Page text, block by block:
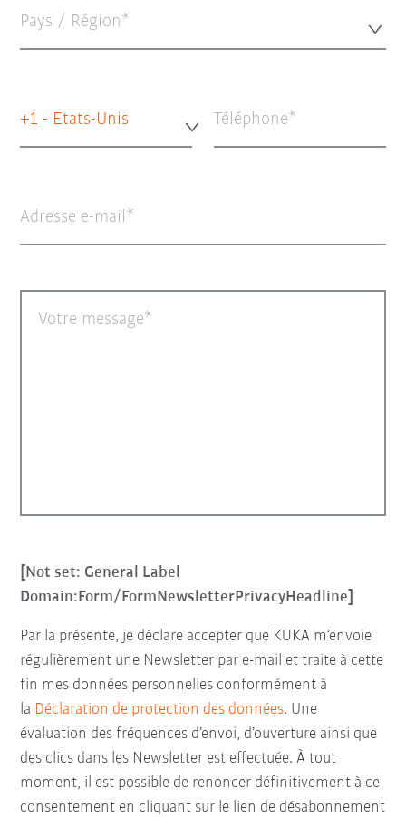
Pays / Région*
+1 - Etats-Unis Téléphone
Adresse e-mail
Votre message
[Not set: General Label
Domain:Form/FormNewsletterPrivacyHeadline]
Par la présente, je déclare accepter que KUKA m’envoie
régulièrement une Newsletter par e-mail et traite à cette
fin mes données personnelles conformément à
la Déclaration de protection des données. Une
évaluation des fréquences d’envoi, d’ouverture ainsi que
des clics dans les Newsletter est effectuée. À tout
moment, il est possible de renoncer définitivement à ce
consentement en cliquant sur le lien de désabonnement